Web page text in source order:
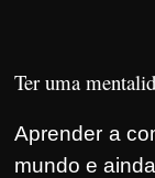
Ter uma
Aprender a
mundo e